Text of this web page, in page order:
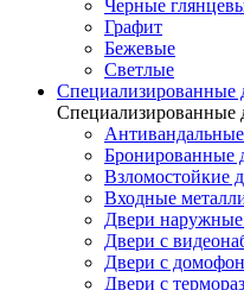
Черные
Графит
Бежевые
Светлые
Специализированные
Специализированные
Бронированные
Взломостойкие
Входные
Двери
Двери с
Двери с
Двери с